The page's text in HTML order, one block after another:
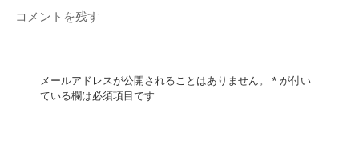
コメントを残す
メールアドレスが公開されることはありません。 * が付い
ている欄は必須項目です